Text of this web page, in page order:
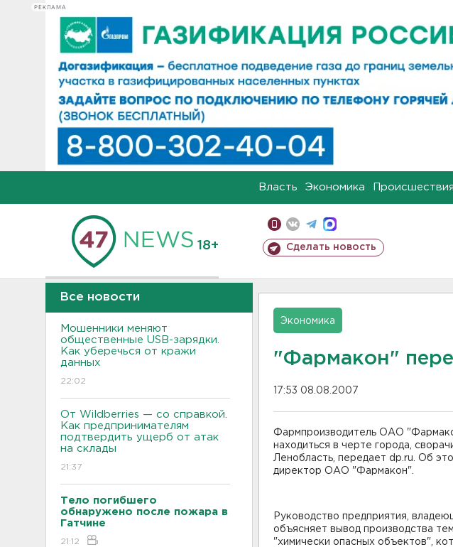
РЕКЛАМА
Власть Экономика Происшествия
18+ Сделать новость
Все новости
Мошенники меняют
общественные USB-зарядки.
Как уберечься от кражи
данных
22:02
От Wildberries — со справкой.
Как предпринимателям
подтвердить ущерб от атак
на склады
21:37
Тело погибшего
обнаружено после пожара в
Гатчине
21:12
Экономика
"Фармакон"
17:53 08.08.2007
Фармпроизводитель ОАО
находиться в черте города,
Ленобласть, передает dp.ru. Об
директор ОАО "Фармакон".
Руководство предприятия,
объясняет вывод производства
"химически опасных объектов",